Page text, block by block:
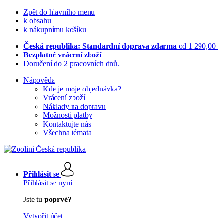
Zpět do hlavního menu
k obsahu
k nákupnímu košíku
Česká republika: Standardní doprava zdarma od 1 290,00
Bezplatné vrácení zboží
Doručení do 2 pracovních dnů.
Nápověda
Kde je moje objednávka?
Vrácení zboží
Náklady na dopravu
Možnosti platby
Kontaktujte nás
Všechna témata
Přihlásit se
Přihlásit se nyní
Jste tu poprvé?
Vytvořit účet